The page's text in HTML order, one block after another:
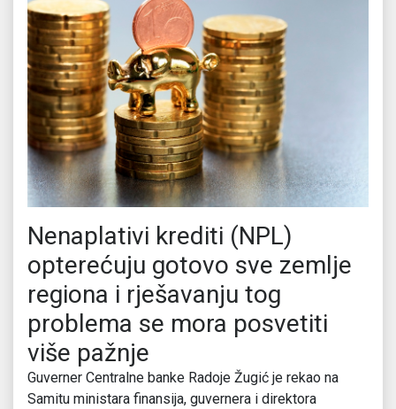
Nenaplativi krediti (NPL)
opterećuju gotovo sve zemlje
regiona i rješavanju tog
problema se mora posvetiti
više pažnje
Guverner Centralne banke Radoje Žugić je rekao na
Samitu ministara finansija, guvernera i direktora